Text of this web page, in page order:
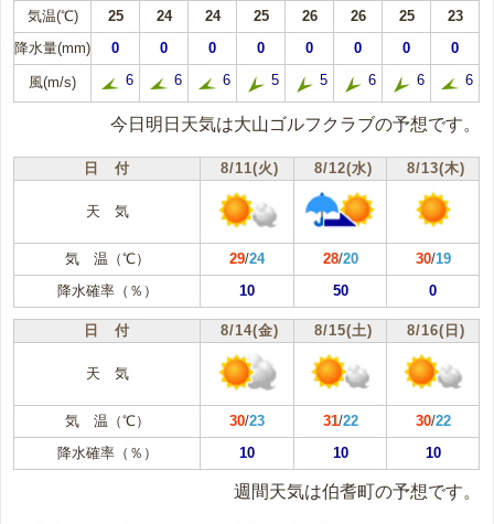
気温(℃) 25 24 24 25 26 26 25
23
降水量(mm)
0 0 0 0 0 0 0 0
風(m/s) 6 6 6 5 5 6 6 6
今日明日天気は大山ゴルフクラブの予想です。
日 付 8/11(火) 8/12(水) 8/13(木)
天 気
気 温（℃） 29/24 28/20 30/19
降水確率（％）
10 50 0
日 付 8/14(金) 8/15(土) 8/16(日)
天 気
気 温（℃） 30/23 31/22 30/22
降水確率（％）
10 10 10
週間天気は伯耆町の予想です。